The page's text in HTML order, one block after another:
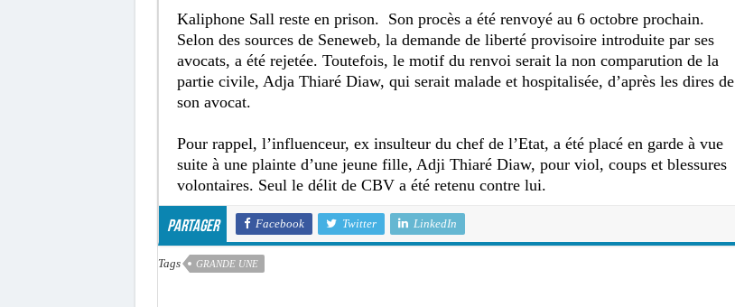
Kaliphone Sall reste en prison. Son procès a été renvoyé au 6 octobre prochain.
Selon des sources de Seneweb, la demande de liberté provisoire introduite par ses
avocats, a été rejetée. Toutefois, le motif du renvoi serait la non comparution de la
partie civile, Adja Thiaré Diaw, qui serait malade et hospitalisée, d’après les dires de
son avocat.
Pour rappel, l’influenceur, ex insulteur du chef de l’Etat, a été placé en garde à vue
suite à une plainte d’une jeune fille, Adji Thiaré Diaw, pour viol, coups et blessures
volontaires. Seul le délit de CBV a été retenu contre lui.
Partager Facebook Twitter LinkedIn
Tags GRANDE UNE